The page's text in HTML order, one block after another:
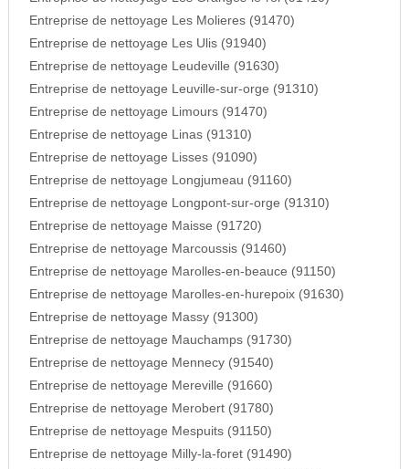
Entreprise de nettoyage Les Molieres (91470)
Entreprise de nettoyage Les Ulis (91940)
Entreprise de nettoyage Leudeville (91630)
Entreprise de nettoyage Leuville-sur-orge (91310)
Entreprise de nettoyage Limours (91470)
Entreprise de nettoyage Linas (91310)
Entreprise de nettoyage Lisses (91090)
Entreprise de nettoyage Longjumeau (91160)
Entreprise de nettoyage Longpont-sur-orge (91310)
Entreprise de nettoyage Maisse (91720)
Entreprise de nettoyage Marcoussis (91460)
Entreprise de nettoyage Marolles-en-beauce (91150)
Entreprise de nettoyage Marolles-en-hurepoix (91630)
Entreprise de nettoyage Massy (91300)
Entreprise de nettoyage Mauchamps (91730)
Entreprise de nettoyage Mennecy (91540)
Entreprise de nettoyage Mereville (91660)
Entreprise de nettoyage Merobert (91780)
Entreprise de nettoyage Mespuits (91150)
Entreprise de nettoyage Milly-la-foret (91490)